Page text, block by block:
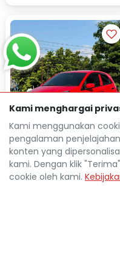
HONDA BRIO 1.2L E
Kami menghargai
Kami menggunakan
pengalaman
konten yang
kami. Dengan klik
cookie oleh kami.